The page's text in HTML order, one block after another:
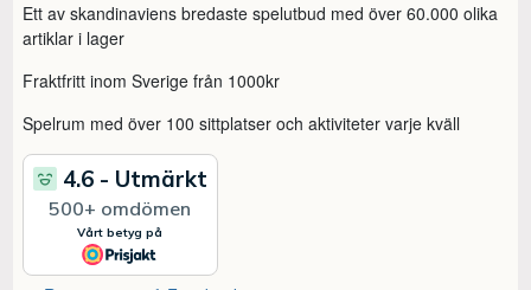
Ett av skandinaviens bredaste spelutbud med över 60.000 olika
artiklar i lager
Fraktfritt inom Sverige från 1000kr
Spelrum med över 100 sittplatser och aktiviteter varje kväll